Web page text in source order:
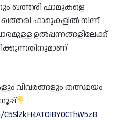
ഖത്തരി ഫാമുകളെ
ഫാമുകളിൽ നിന്ന്
ഉൽപ്പന്നങ്ങളിലേക്ക്
വിവരങ്ങളും തത്സമയം